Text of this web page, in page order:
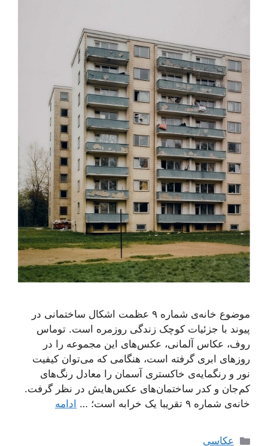
موضوع خانه‌ی شماره ۹ عظمت اشکال ساختمانی در
پیوند با جزئیات کوچک زندگی روزمره است. توماس
روف، عکاس آلمانی، عکس‌های این مجموعه را در
روزهای ابری گرفته است، هنگامی که می‌‌توان کیفیت
نور و رنگمایه‌ی خاکستری آسمان را معادل رنگ‌های
کم‌‌جان و کدر ساختمان‌‌های عکس‌‌هایش در نظر گرفت.
خانه‌ی شماره ۹ تقریبا یک خرابه است؛ …
ادامه
دسته‌ها
عکاسی